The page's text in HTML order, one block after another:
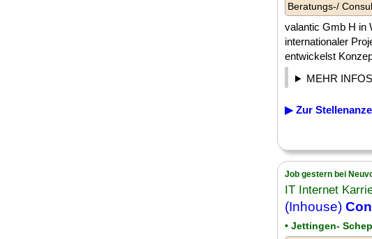
Beratungs-/
valantic Gmb H in
internationaler
entwickelst
MEHR
▶ Zur
Job gestern bei
IT Internet
(Inhouse)
• Jettingen-